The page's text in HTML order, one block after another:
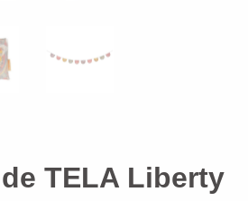
TELA Liberty